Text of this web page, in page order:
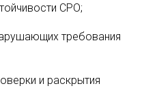
СРО;
требования
и раскрытия